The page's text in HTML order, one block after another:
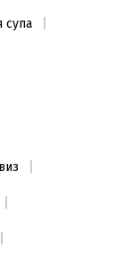
супа